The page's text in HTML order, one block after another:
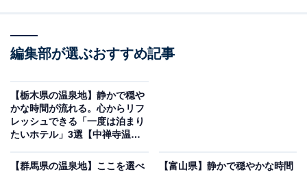
編集部が選ぶおすすめ記事
【栃木県の温泉地】静かで穏や
かな時間が流れる。心からリフ
レッシュできる「一度は泊まり
たいホテル」3選【中禅寺温
【群馬県の温泉地】ここを選べ
【富山県】静かで穏やかな時間